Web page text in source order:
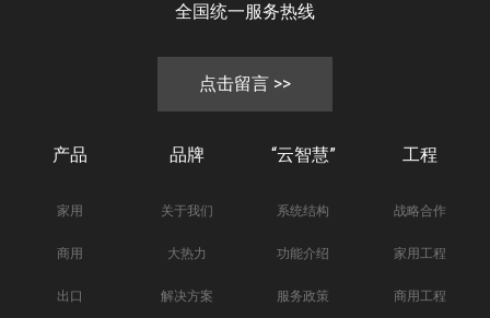
全国统一服务热线
点击留言 >>
产品
家用
商用
出口
品牌
关于我们
大热力
解决方案
“云智慧”
系统结构
功能介绍
服务政策
工程
战略合作
家用工程
商用工程